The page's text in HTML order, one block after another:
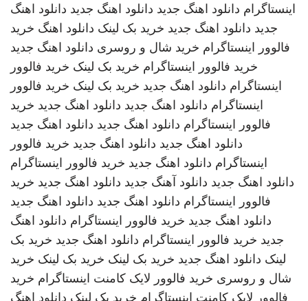
اینستاگرام دانلود اهنگ جدید دانلود اهنگ جدید دانلود اهنگ
جدید دانلود اهنگ جدید خرید بک لینک دانلود اهنگ خرید
فالوور اینستاگرام خرید شال و روسری دانلود اهنگ جدید
خرید فالوور اینستاگرام خرید بک لینک خرید فالوور
اینستاگرام دانلود اهنگ جدید خرید بک لینک خرید فالوور
اینستاگرام دانلود اهنگ جدید دانلود اهنگ جدید خرید
فالوور اینستاگرام دانلود اهنگ جدید دانلود اهنگ جدید
دانلود اهنگ جدید دانلود اهنگ جدید خرید فالوور
اینستاگرام دانلود اهنگ جدید خرید فالوور اینستاگرام
دانلود اهنگ جدید دانلود آهنگ جدید دانلود اهنگ جدید خرید
فالوور اینستاگرام دانلود اهنگ جدید دانلود اهنگ جدید
دانلود اهنگ جدید خرید فالوور اینستاگرام دانلود اهنگ
جدید خرید فالوور اینستاگرام دانلود اهنگ جدید خرید بک
لینک دانلود اهنگ جدید خرید بک لینک خرید بک لینک خرید
شال و روسری خرید فالوور لایک کامنت اینستاگرام خرید
فالوور لایک کامنت اینستاگرام خرید بک لینک دانلود اهنگ